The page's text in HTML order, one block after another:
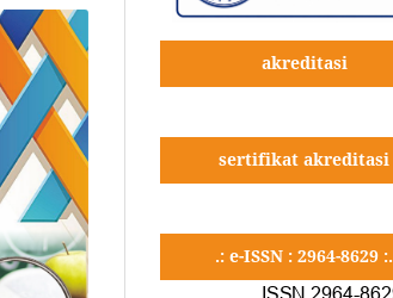
akreditasi
sertifikat akreditasi
.: e-ISSN : 2964-8629 :.